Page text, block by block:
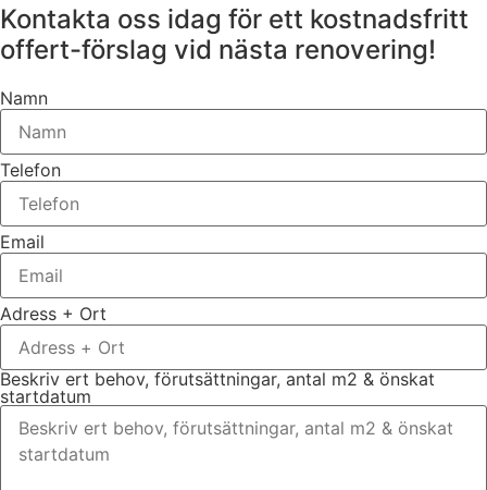
Kontakta oss idag för ett kostnadsfritt
offert-förslag vid nästa renovering!
Namn
Telefon
Email
Adress + Ort
Beskriv ert behov, förutsättningar, antal m2 & önskat
startdatum